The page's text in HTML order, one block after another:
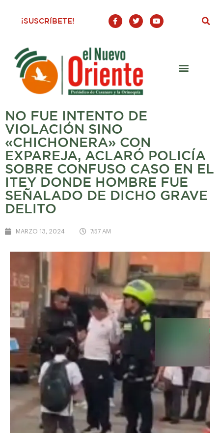
¡SUSCRÍBETE!
F
a
c
o
o
-
T
w
i
Y
o
u
NO FUE INTENTO DE
VIOLACIÓN SINO
«CHICHONERA» CON
EXPAREJA, ACLARÓ POLICÍA
SOBRE CONFUSO CASO EN EL
ITEY DONDE HOMBRE FUE
SEÑALADO DE DICHO GRAVE
DELITO
MARZO 13, 2024 7:57 AM